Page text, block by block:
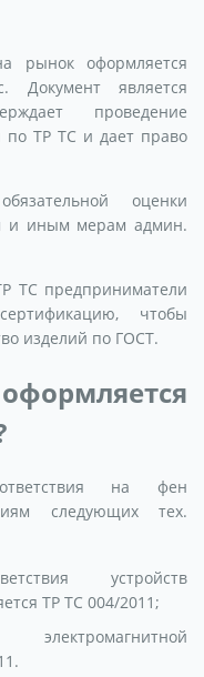
рынок оформляется
является
проведение
по ТР ТС и дает право
оценки
и иным мерам админ.
ТС предприниматели
чтобы
изделий по ГОСТ.
на фен
следующих тех.
устройств
ТР ТС 004/2011;